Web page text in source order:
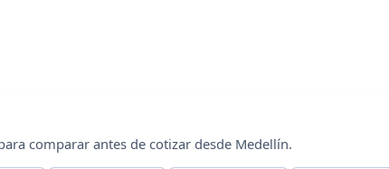
comparar antes de cotizar desde Medellín.